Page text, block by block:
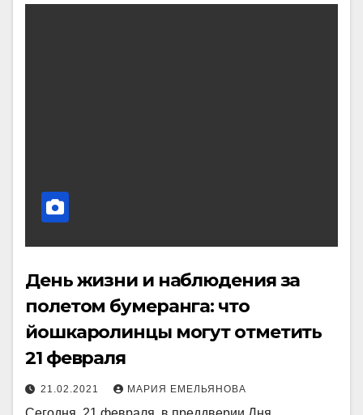
День жизни и наблюдения за
полетом бумеранга: что
йошкаролинцы могут отметить
21 февраля
21.02.2021 МАРИЯ ЕМЕЛЬЯНОВА